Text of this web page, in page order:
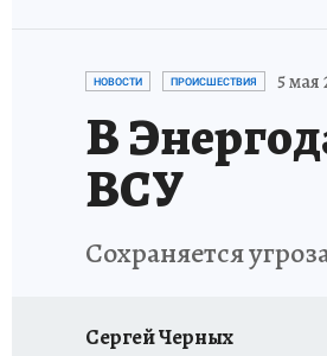
НОВОСТИ ПРОИСШЕСТВИЯ 5 мая
В
ВСУ
Сохраняется
Сергей Черных